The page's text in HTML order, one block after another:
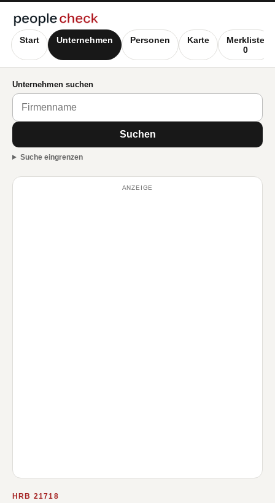
Start Unternehmen Personen Karte
Merkliste
0
Unternehmen suchen
Suchen
Suche eingrenzen
ANZEIGE
HRB 21718